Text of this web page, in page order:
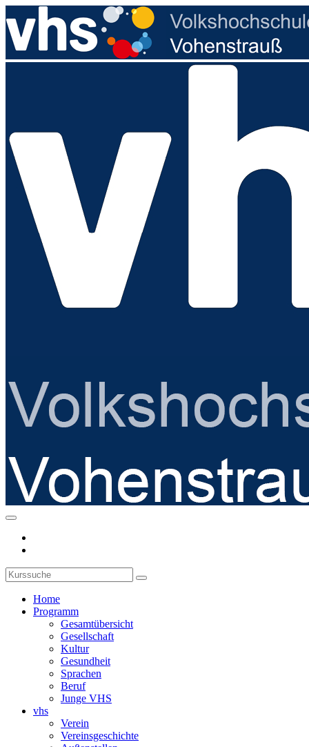
Home
Programm
Gesamtübersicht
Gesellschaft
Kultur
Gesundheit
Sprachen
Beruf
Junge VHS
vhs
Verein
Vereinsgeschichte